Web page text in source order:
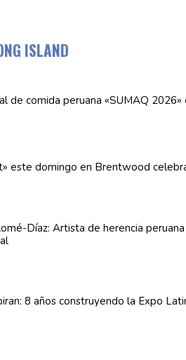
ISLAND
de comida peruana «SUMAQ
este domingo en Brentwood
Díaz: Artista de herencia
8 años construyendo la Expo